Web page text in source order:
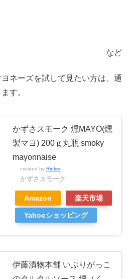
など
ネーズを試して見たい方は、通
す。
かずさスモーク 燻MAYO(燻
製マヨ) 200ｇ丸瓶 smoky
mayonnaise
created by Rinker
かずさスモーク
Amazon 楽天市場
Yahooショッピング
伊藤漬物本舗 いぶりがっこ